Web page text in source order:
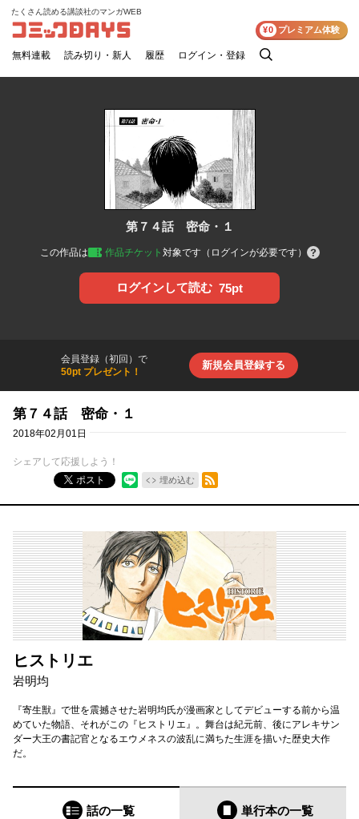
コミックDAYS
たくさん読める講談社のマンガWEB
無料連載 読み切り・新人 履歴 ログイン・登録
検
¥0 プレミアム体験
第７４話 密命・１
この作品は 作品チケット 対象です（ログインが必要です）
ログインして読む 75pt
会員登録（初回）で
50pt プレゼント！
新規会員登録する
第７４話 密命・１
2018年02月01日
シェアして応援しよう！
ポスト
埋め込む
RSSフィード
ヒストリエ
岩明均
『寄生獣』で世を震撼させた岩明均氏が漫画家としてデビューする前から温
めていた物語、それがこの『ヒストリエ』。舞台は紀元前、後にアレキサン
ダー大王の書記官となるエウメネスの波乱に満ちた生涯を描いた歴史大作
だ。
話の一覧 単行本の一覧